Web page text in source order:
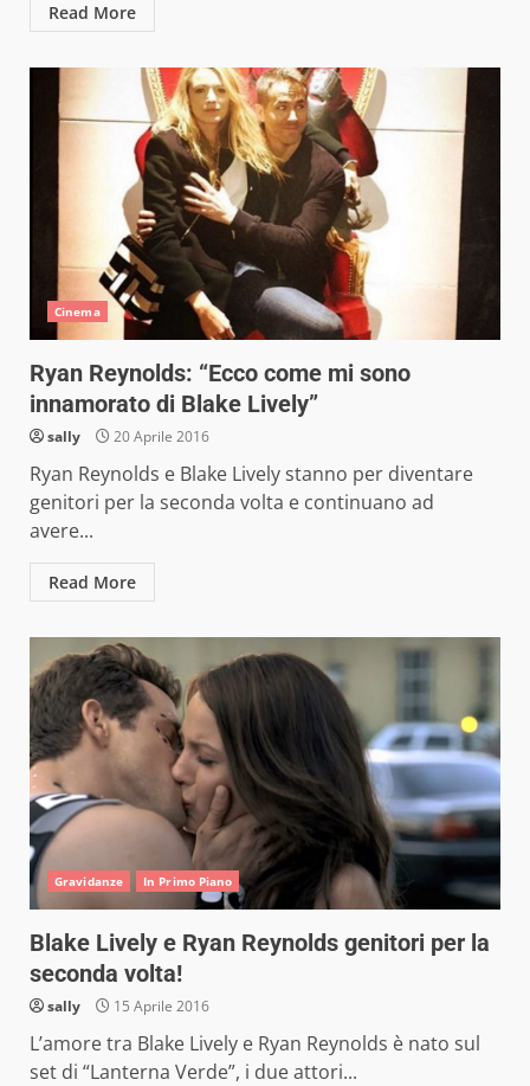
Read More
Cinema
Ryan Reynolds: “Ecco come mi sono
innamorato di Blake Lively”
sally 20 Aprile 2016
Ryan Reynolds e Blake Lively stanno per diventare
genitori per la seconda volta e continuano ad
avere...
Read More
Gravidanze In Primo Piano
Blake Lively e Ryan Reynolds genitori per la
seconda volta!
sally 15 Aprile 2016
L’amore tra Blake Lively e Ryan Reynolds è nato sul
set di “Lanterna Verde”, i due attori...